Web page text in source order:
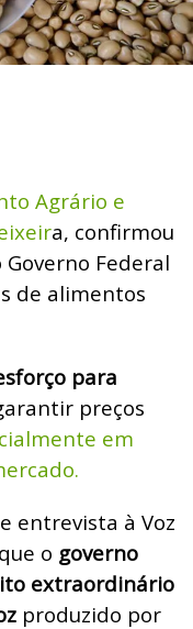
Agrário e
a, confirmou
Federal
de alimentos
para
preços
em
entrevista à Voz
o governo
extraordinário
produzido por